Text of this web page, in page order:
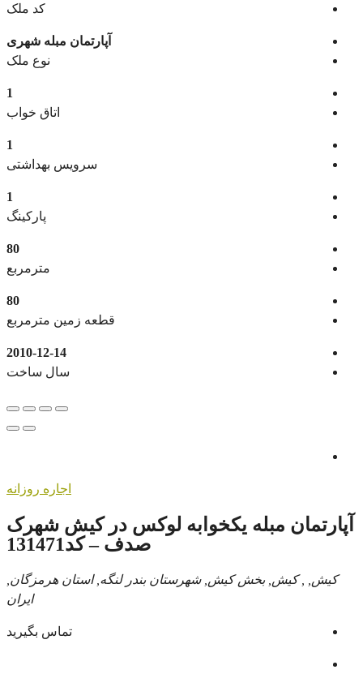
کد ملک
آپارتمان مبله شهری
نوع ملک
1
اتاق خواب
1
سرویس بهداشتی
1
پارکینگ
80
مترمربع
80
قطعه زمین مترمربع
2010-12-14
سال ساخت
اجاره روزانه
آپارتمان مبله یکخوابه لوکس در کیش شهرک
صدف – کد131471
کیش, , کیش, بخش کیش, شهرستان بندر لنگه, استان هرمزگان,
ایران
تماس بگیرید